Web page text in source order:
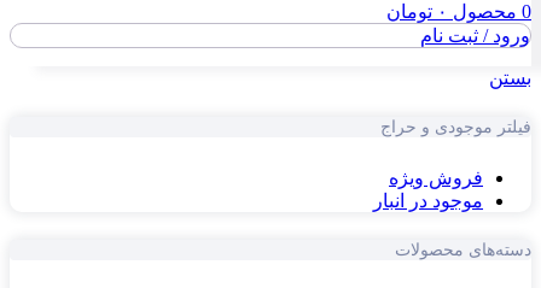
0 محصول ۰ تومان
ورود / ثبت نام
بستن
فیلتر موجودی و حراج
فروش ویژه
موجود در انبار
دسته‌های محصولات